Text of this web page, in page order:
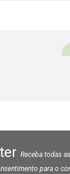
Receba todas
para o